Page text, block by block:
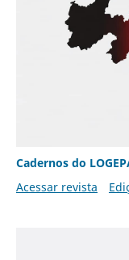
Cadernos do
Acessar revista